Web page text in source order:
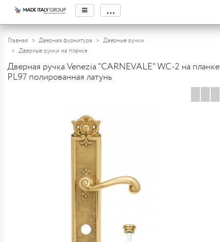
≡ ...
Главная Дверная фурнитура
Дверные ручки
Дверные ручки на планке
Дверная ручка Venezia "CARNEVALE" WC-2 на планке
PL97 полированная латунь